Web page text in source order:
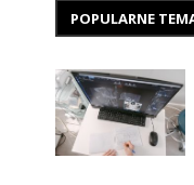
POPULARNE